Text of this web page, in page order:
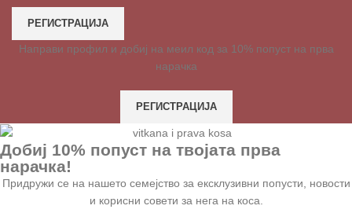
РЕГИСТРАЦИЈА
Направи профил и добиј на меил код за 10% попуст на прва
нарачка
РЕГИСТРАЦИЈА
Добиј 10% попуст на твојата прва
нарачка!
Придружи се на нашето семејство за ексклузивни попусти, новости
и корисни совети за нега на коса.